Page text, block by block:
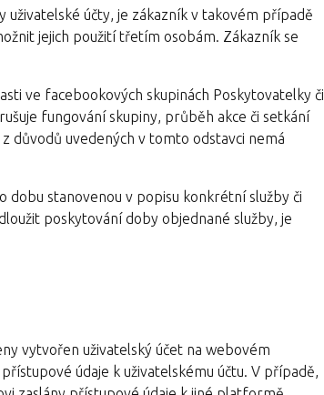
účty, je zákazník v takovém případě
jejich použití třetím osobám. Zákazník se
ve facebookových skupinách Poskytovatelky či
fungování skupiny, průběh akce či setkání
důvodů uvedených v tomto odstavci nemá
stanovenou v popisu konkrétní služby či
poskytování doby objednané služby, je
vytvořen uživatelský účet na webovém
údaje k uživatelskému účtu. V případě,